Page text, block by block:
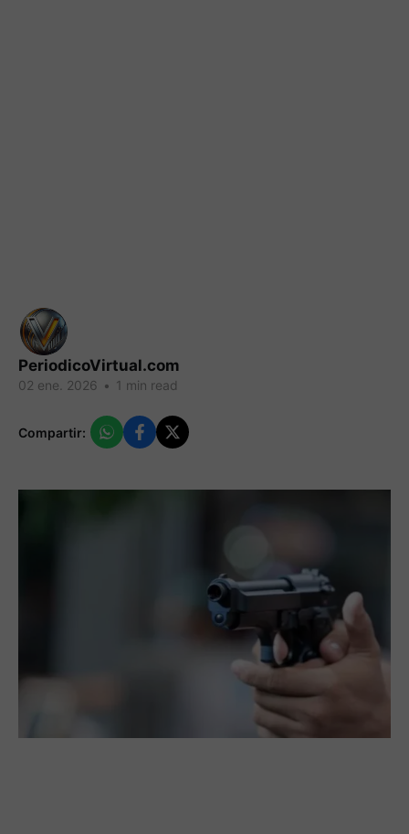
PeriodicoVirtual.com
02 ene. 2026 • 1 min read
Compartir: